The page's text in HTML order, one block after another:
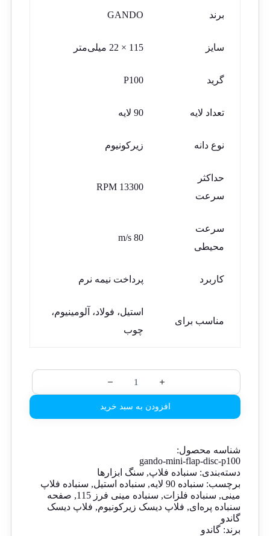
برند GANDO
سایز 115 × 22 میلی‌متر
گرید P100
تعداد لایه 90 لایه
نوع دانه زیرکونیوم
حداکثر
سرعت
13300 RPM
سرعت
محیطی
80 m/s
کاربرد پرداخت نیمه نرم
مناسب برای
استیل، فولاد، آلومینیوم،
چوب
افزودن به سبد خرید
شناسه محصول:
gando-mini-flap-disc-p100
دسته‌بندی: سنباده فلاپ, سنگ ابزارها
برچسب: سنباده 90 لایه , سنباده استیل, سنباده فلاپ
مینی, سنباده فلزات, سنباده مینی فرز 115 , صفحه
سنباده پره‌ای, فلاپ دیسک زیرکونیوم, فلاپ دیسک
گاندو
برند: گاندو